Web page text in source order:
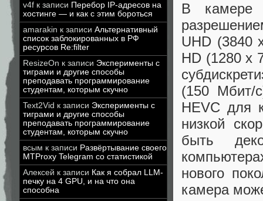
v4f к записи Перебор IP-адресов на
хостинге — и как с этим бороться
amarakin к записи Альтернативный
список заблокированных в РФ
ресурсов Re:filter
ResizeOn к записи Эксперименты с
тиграми и другие способы
преподавать программирование
студентам, которым скучно
Text2Vid к записи Эксперименты с
тиграми и другие способы
преподавать программирование
студентам, которым скучно
всым к записи Развёртывание своего
MTProxy Telegram со статистикой
Алексей к записи Как я собрал LLM-
печку на 4 GPU, и на что она
способна
В камере
UHD (3840
HD (1280 x
(150 Мбит/
HEVC для
низкой
быть
нового
камера